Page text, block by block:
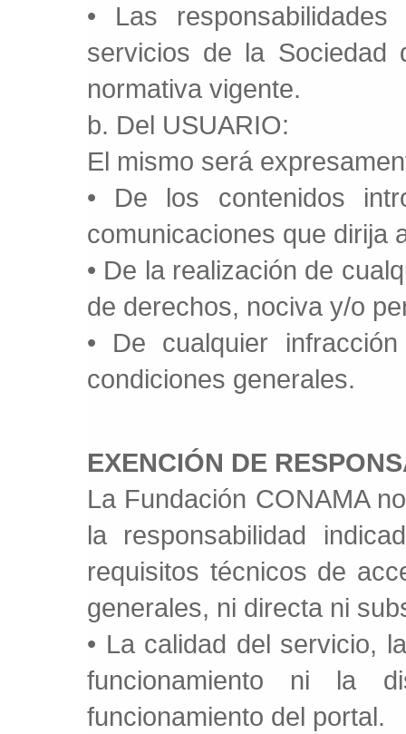
• Las
servicios de la Sociedad
normativa vigente.
b. Del USUARIO:
El mismo será
• De los contenidos
comunicaciones que dirija
• De la realización de
de derechos, nociva y/o
• De cualquier
condiciones generales.
EXENCIÓN DE
La Fundación CONAMA
la responsabilidad
requisitos técnicos de
generales, ni directa ni
• La calidad del servicio,
funcionamiento ni la
funcionamiento del portal.